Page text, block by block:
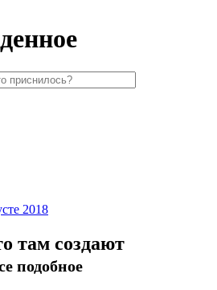
2018
там создают
подобное